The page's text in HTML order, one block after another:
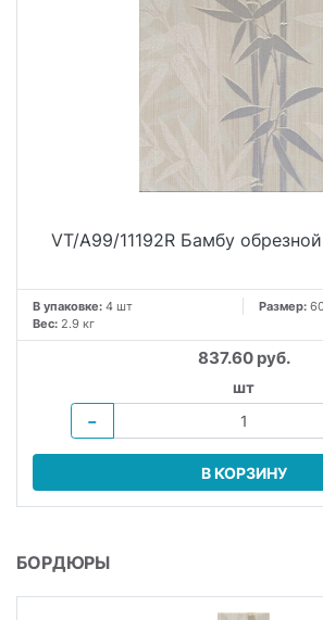
VT/A99/11192R Бамбу
В упаковке: 4 шт Размер:
Вес: 2.9 кг
837.60 руб.
шт
−
В КОРЗИНУ
БОРДЮРЫ